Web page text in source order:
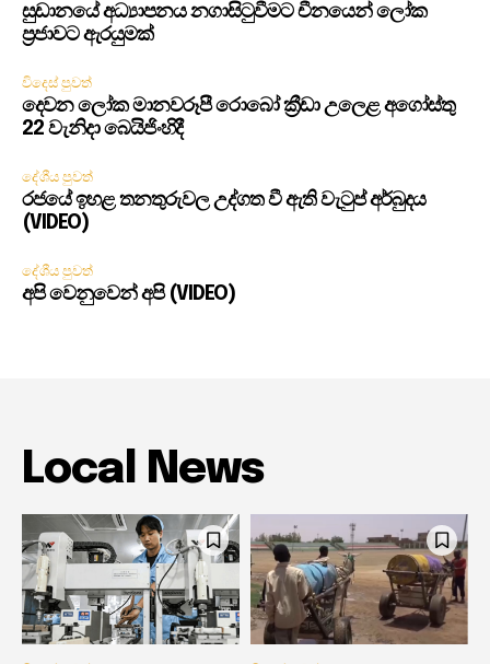
සුඩානයේ අධ්‍යාපනය නගාසිටුවීමට චීනයෙන් ලෝක
ප්‍රජාවට ඇරයුමක්
විදෙස් පුවත්
දෙවන ලෝක මානවරූපී රොබෝ ක්‍රීඩා උලෙළ අගෝස්තු
22 වැනිදා බෙයිජිංහිදී
දේශීය පුවත්
රජයේ ඉහළ තනතුරුවල උද්ගත වී ඇති වැටුප් අර්බුදය
(VIDEO)
දේශීය පුවත්
අපි වෙනුවෙන් අපි (VIDEO)
Local News